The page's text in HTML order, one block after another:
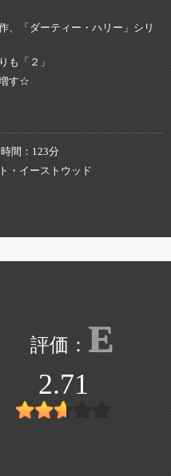
、「ダーティー・ハリー」シリ
も「２」
す☆
時間
123分
・イーストウッド
E
2.71